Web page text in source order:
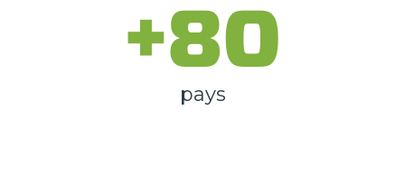
+80
pays